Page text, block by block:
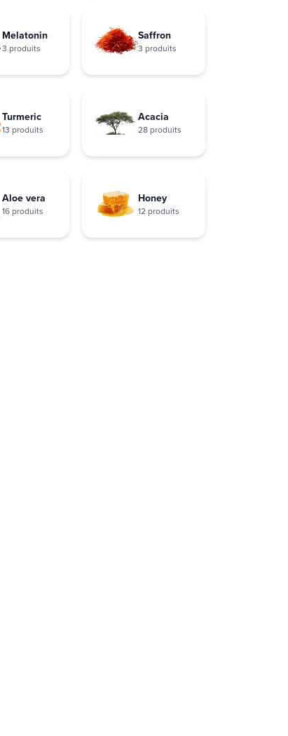
Melatonin
3 produits
Saffron
3 produits
Turmeric
13 produits
Acacia
28 produits
Aloe vera
16 produits
Honey
12 produits